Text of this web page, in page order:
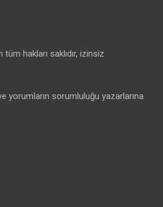
hakları saklıdır, izinsiz
yorumların sorumluluğu yazarlarına